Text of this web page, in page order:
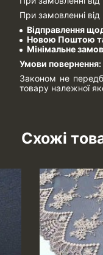
При замовленні
Відправлення
Новою Поштою
Мінімальне
Умови повернення:
Законом не
товару належної
Схожі